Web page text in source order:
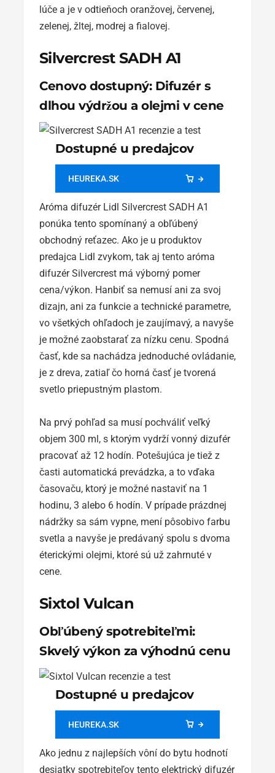
lúče a je v odtieňoch oranžovej, červenej,
zelenej, žltej, modrej a fialovej.
Silvercrest SADH A1
Cenovo dostupný: Difuzér s
dlhou výdržou a olejmi v cene
Dostupné u predajcov
HEUREKA.SK
Aróma difuzér Lidl Silvercrest SADH A1
ponúka tento spomínaný a obľúbený
obchodný reťazec. Ako je u produktov
predajca Lidl zvykom, tak aj tento aróma
difuzér Silvercrest má výborný pomer
cena/výkon. Hanbiť sa nemusí ani za svoj
dizajn, ani za funkcie a technické parametre,
vo všetkých ohľadoch je zaujímavý, a navyše
je možné zaobstarať za nízku cenu. Spodná
časť, kde sa nachádza jednoduché ovládanie,
je z dreva, zatiaľ čo horná časť je tvorená
svetlo priepustným plastom.
Na prvý pohľad sa musí pochváliť veľký
objem 300 ml, s ktorým vydrží vonný dizufér
pracovať až 12 hodín. Potešujúca je tiež z
časti automatická prevádzka, a to vďaka
časovaču, ktorý je možné nastaviť na 1
hodinu, 3 alebo 6 hodín. V prípade prázdnej
nádržky sa sám vypne, mení pôsobivo farbu
svetla a navyše je predávaný spolu s dvoma
éterickými olejmi, ktoré sú už zahrnuté v
cene.
Sixtol Vulcan
Obľúbený spotrebiteľmi:
Skvelý výkon za výhodnú cenu
Dostupné u predajcov
HEUREKA.SK
Ako jednu z najlepších vôní do bytu hodnotí
desiatky spotrebiteľov tento elektrický difuzér